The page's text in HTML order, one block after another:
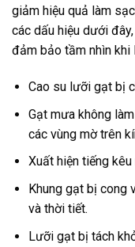
giảm hiệu quả làm
các dấu hiệu dưới
đảm bảo tầm nhìn khi
Cao su lưỡi gạt bị
Gạt mưa không
các vùng mờ trên
Xuất hiện tiếng
Khung gạt bị cong
và thời tiết.
Lưỡi gạt bị tách